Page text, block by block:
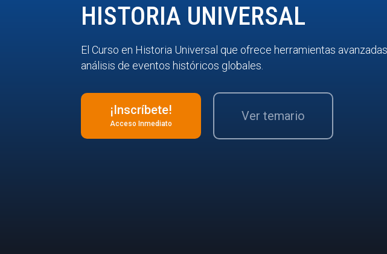
HISTORIA UNIVERSAL
El Curso en Historia Universal que ofrece herramientas
análisis de eventos históricos globales.
¡Inscríbete!
Acceso Inmediato
Ver temario